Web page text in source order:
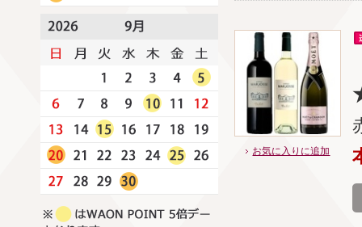
お気に入りに追加